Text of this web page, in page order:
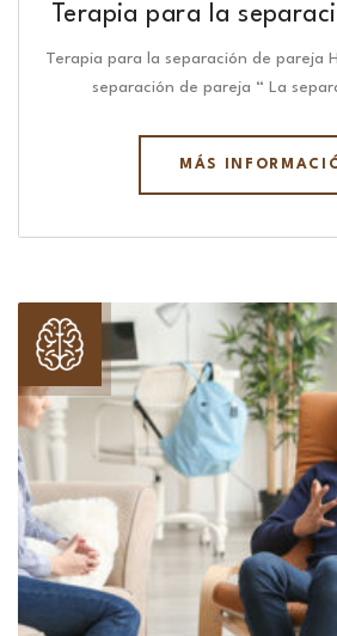
Terapia para la
Terapia para la separación de pareja
separación de pareja “ La
MÁS